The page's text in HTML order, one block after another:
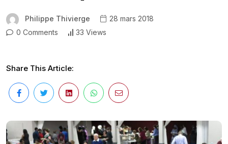
Philippe Thivierge
28 mars 2018
0 Comments
33 Views
Share This Article: